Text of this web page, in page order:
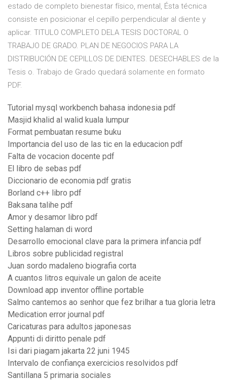
estado de completo bienestar físico, mental, Ésta técnica
consiste en posicionar el cepillo perpendicular al diente y
aplicar. TITULO COMPLETO DELA TESIS DOCTORAL O
TRABAJO DE GRADO. PLAN DE NEGOCIOS PARA LA
DISTRIBUCIÓN DE CEPILLOS DE DIENTES. DESECHABLES de la
Tesis o. Trabajo de Grado quedará solamente en formato
PDF.
Tutorial mysql workbench bahasa indonesia pdf
Masjid khalid al walid kuala lumpur
Format pembuatan resume buku
Importancia del uso de las tic en la educacion pdf
Falta de vocacion docente pdf
El libro de sebas pdf
Diccionario de economia pdf gratis
Borland c++ libro pdf
Baksana talihe pdf
Amor y desamor libro pdf
Setting halaman di word
Desarrollo emocional clave para la primera infancia pdf
Libros sobre publicidad registral
Juan sordo madaleno biografia corta
A cuantos litros equivale un galon de aceite
Download app inventor offline portable
Salmo cantemos ao senhor que fez brilhar a tua gloria letra
Medication error journal pdf
Caricaturas para adultos japonesas
Appunti di diritto penale pdf
Isi dari piagam jakarta 22 juni 1945
Intervalo de confiança exercicios resolvidos pdf
Santillana 5 primaria sociales